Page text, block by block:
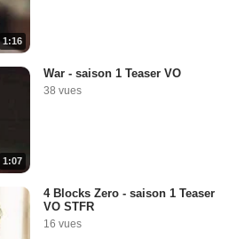
1:16
1:07
War - saison 1 Teaser VO
38 vues
4 Blocks Zero - saison 1 Teaser
VO STFR
16 vues